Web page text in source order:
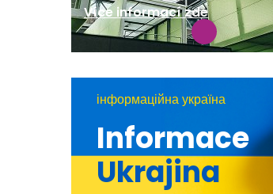
Více informací zde
інформаційна україна
Informace
Ukrajina